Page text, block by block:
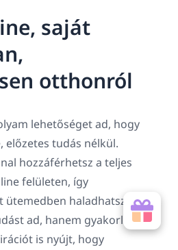
saját
otthonról
lehetőséget ad, hogy
előzetes tudás nélkül.
hozzáférhetsz a teljes
felületen, így
ütemedben haladhatsz. A
ad, hanem gyakorlati
is nyújt, hogy